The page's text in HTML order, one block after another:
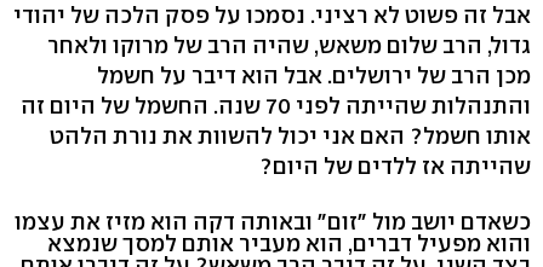
אבל זה פשוט לא רציני. נסמכו על פסק הלכה של יהודי
גדול, הרב שלום משאש, שהיה הרב של מרוקו ולאחר
מכן הרב של ירושלים. אבל הוא דיבר על חשמל
והתנהלות שהייתה לפני 70 שנה. החשמל של היום זה
אותו חשמל? האם אני יכול להשוות את נורת הלהט
שהייתה אז ללדים של היום?
כשאדם יושב מול "זום" ובאותה דקה הוא מזיז את עצמו
והוא מפעיל דברים, הוא מעביר אותם למסך שנמצא